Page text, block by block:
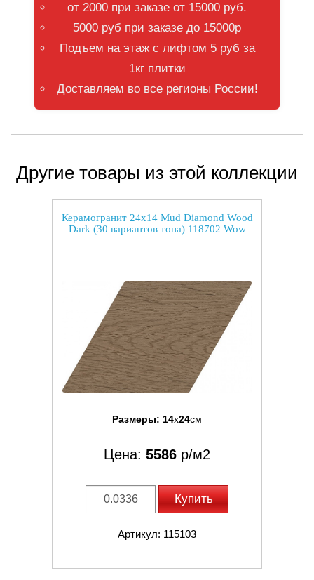
от 2000 при заказе от 15000 руб.
5000 руб при заказе до 15000р
Подъем на этаж с лифтом 5 руб за
1кг плитки
Доставляем во все регионы России!
Другие товары из этой коллекции
Керамогранит 24x14 Mud Diamond Wood
Dark (30 вариантов тона) 118702 Wow
Размеры: 14x24см
Цена: 5586 р/м2
Купить
Артикул: 115103